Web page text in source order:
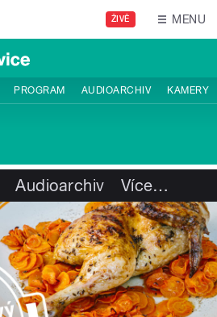
ŽIVĚ MENU
PROGRAM AUDIOARCHIV KAMERY
Audioarchiv Více…